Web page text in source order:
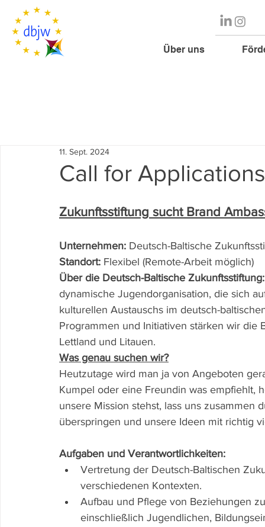
Über uns
Call for
11. Sept. 2024
Zukunftsstiftung sucht Brand
Unternehmen: Deutsch-Baltische
Standort: Flexibel (Remote-Arbeit möglich)
Über die Deutsch-Baltische Zukunftsstiftung:
dynamische Jugendorganisation, die sich
kulturellen Austauschs im deutsch-
Programmen und Initiativen stärken wir die
Lettland und Litauen.
Was genau suchen wir?
Heutzutage wird man ja von Angeboten
Kumpel oder eine Freundin was empfiehlt,
unsere Mission stehst, lass uns zusammen
überspringen und unsere Ideen mit richtig
Aufgaben und Verantwortlichkeiten:
Vertretung der Deutsch-Baltischen
verschiedenen Kontexten.
Aufbau und Pflege von Beziehungen
einschließlich Jugendlichen,